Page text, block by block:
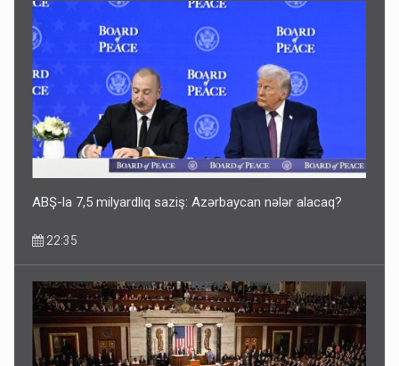
Geri çağırılan səfir Abel Məhərrəmovun oğludur - DOSYE
ABŞ-la 7,5 milyardlıq saziş: Azərbaycan nələr alacaq?
22:35